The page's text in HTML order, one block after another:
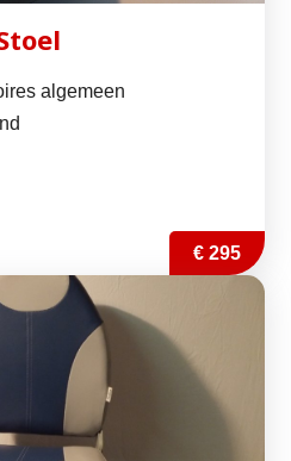
algemeen
€ 295